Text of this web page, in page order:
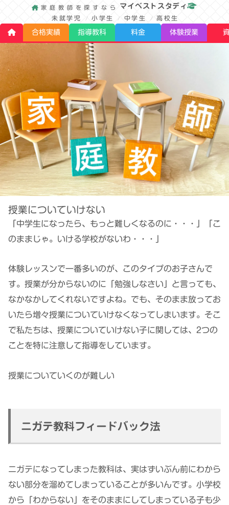
家庭教師を探すなら マイベストスタディ
未就学児 小学生 中学生 高校生
合格実績 指導教科 料金 体験授業
授業についていけない
「中学生になったら、もっと難しくなるのに・・・」「こ
のままじゃ。いける学校がないわ・・・」
体験レッスンで一番多いのが、このタイプのお子さんで
す。授業が分からないのに「勉強しなさい」と言っても、
なかなかしてくれないですよね。でも、そのまま放ってお
いたら増々授業についていけなくなってしまいます。そこ
で私たちは、授業についていけない子に関しては、2つの
ことを特に注意して指導をしています。
授業についていくのが難しい
ニガテ教科フィードバック法
ニガテになってしまった教科は、実はずいぶん前にわから
ない部分を溜めてしまっていることが多いんです。小学校
から「わからない」をそのままにしてしまっている子も少